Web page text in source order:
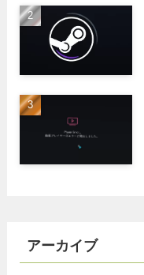
アーカイブ